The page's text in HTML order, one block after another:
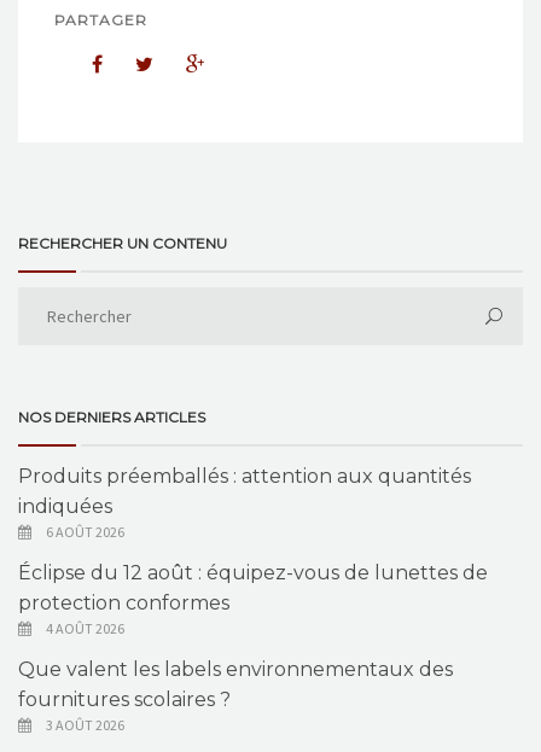
PARTAGER
RECHERCHER UN CONTENU
NOS DERNIERS ARTICLES
Produits préemballés : attention aux quantités
indiquées
6 AOÛT 2026
Éclipse du 12 août : équipez-vous de lunettes de
protection conformes
4 AOÛT 2026
Que valent les labels environnementaux des
fournitures scolaires ?
3 AOÛT 2026